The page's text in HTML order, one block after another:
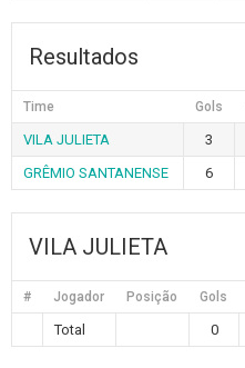
Resultados
Time Gols
VILA JULIETA 3
GRÊMIO SANTANENSE
6
VILA JULIETA
# Jogador Posição Gols
Total 0